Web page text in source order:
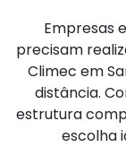
Empresas
precisam
Climec em
distância.
estrutura
escolha